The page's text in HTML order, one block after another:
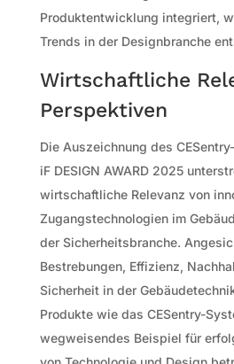
Produktentwicklung integriert,
Trends in der Designbranche
Wirtschaftliche
Perspektiven
Die Auszeichnung des
iF DESIGN AWARD 2025
wirtschaftliche Relevanz von
Zugangstechnologien im
der Sicherheitsbranche.
Bestrebungen, Effizienz,
Sicherheit in der
Produkte wie das CESentry-
wegweisendes Beispiel für